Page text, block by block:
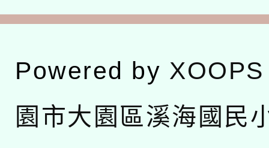
Powered by XOOPS
園市大園區溪海國民